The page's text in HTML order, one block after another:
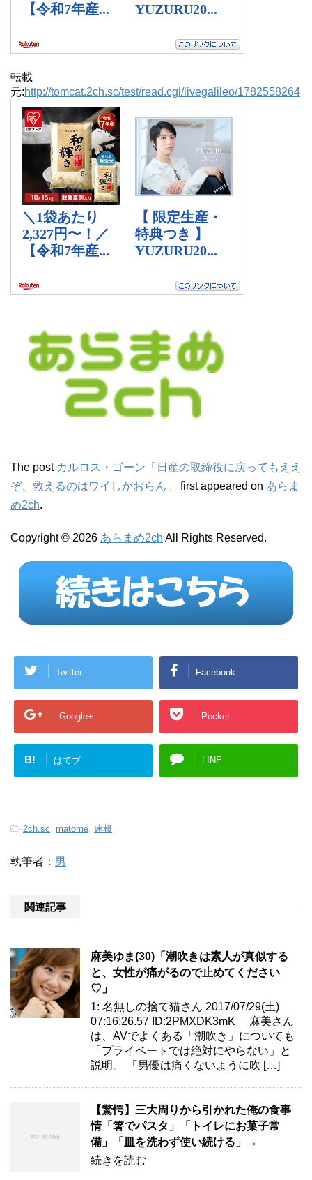
転載
元:http://tomcat.2ch.sc/test/read.cgi/livegalileo/1782558264
The post カルロス・ゴーン「日産の取締役に戻ってもええ
ぞ、救えるのはワイしかおらん」
first appeared on あらま
め2ch.
Copyright © 2026 あらまめ2ch All Rights Reserved.
Twitter Facebook
Google+ Pocket
B! はてブ LINE
-2ch.sc matome 速報
執筆者： 男
関連記事
麻美ゆま(30)「潮吹きは素人が真似する
と、女性が痛がるので止めてください
♡」
1: 名無しの捨て猫さん 2017/07/29(土)
07:16:26.57 ID:2PMXDK3mK 麻美さん
は、AVでよくある「潮吹き」についても
「プライベートでは絶対にやらない」と
説明。 「男優は痛くないように吹 […]
【驚愕】三大周りから引かれた俺の食事
情「箸でパスタ」「トイレにお菓子常
備」「皿を洗わず使い続ける」→
続きを読む